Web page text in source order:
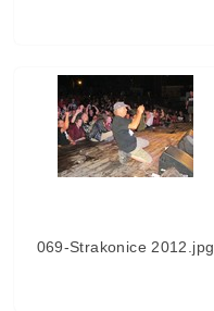
069-Strakonice 2012.jpg